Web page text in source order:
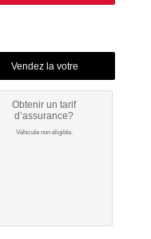
Obtenir un tarif
d’assurance?
Véhicule non éligible.